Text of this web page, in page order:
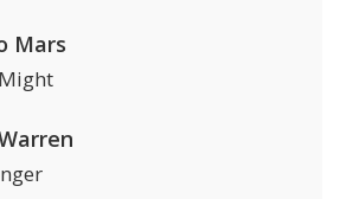
Mars